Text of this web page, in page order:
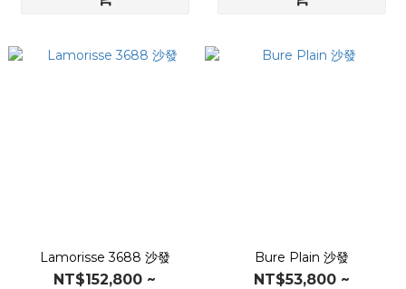
Lamorisse 3688 沙發
NT$152,800 ~
Bure Plain 沙發
NT$53,800 ~